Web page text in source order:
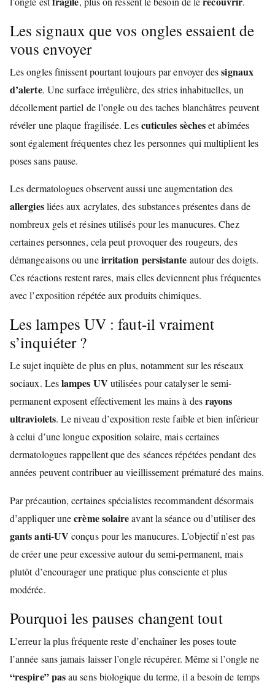
Les signaux que vos ongles essaient de
vous envoyer
Les ongles finissent pourtant toujours par envoyer dessignaux
d’alerte. Une surface irrégulière, des stries inhabituelles, un
décollement partiel de l’ongle ou des taches blanchâtres peuvent
révéler une plaque fragilisée. Lescuticules sècheset abîmées
sont également fréquentes chez les personnes qui multiplient les
poses sans pause.
Les dermatologues observent aussi une augmentation des
allergiesliées aux acrylates, des substances présentes dans de
nombreux gels et résines utilisés pour les manucures. Chez
certaines personnes, cela peut provoquer des rougeurs, des
démangeaisons ou uneirritation persistante autour des doigts.
Ces réactions restent rares, mais elles deviennent plus fréquentes
avec l’exposition répétée aux produits chimiques.
Les lampes UV : faut-il vraiment
s’inquiéter ?
Le sujet inquiète de plus en plus, notamment sur les réseaux
sociaux. Leslampes UV utilisées pour catalyser le semi-
permanent exposent effectivement les mains à desrayons
ultraviolets. Le niveau d’exposition reste faible et bien inférieur
à celui d’une longue exposition solaire, mais certaines
dermatologues rappellent que des séances répétées pendant des
années peuvent contribuer au vieillissement prématuré des mains.
Par précaution, certaines spécialistes recommandent désormais
d’appliquer unecrème solaireavant la séance ou d’utiliser des
gants anti-UV conçus pour les manucures. L’objectif n’est pas
de créer une peur excessive autour du semi-permanent, mais
plutôt d’encourager une pratique plus consciente et plus
modérée.
Pourquoi les pauses changent tout
L’erreur la plus fréquente reste d’enchaîner les poses toute
l’année sans jamais laisser l’ongle récupérer. Même si l’ongle ne
“respire” pasau sens biologique du terme, il a besoin de temps